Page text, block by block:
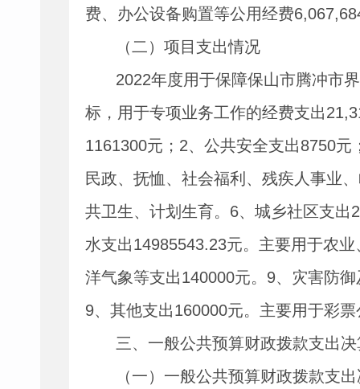
费、办公设备购置等公用经费
（二）项目支出情况
2022年度用于保障保山市腾冲市
标，用于专项业务工作的经费支出
1161300元； 2、公共安全支出8750元
民政、抚恤、社会福利、残疾人事业
共卫生、计划生育。 6、城乡社区支出
水支出14985543.23元。主要用于农
洋气象等支出140000元。 9、灾害防
9、其他支出160000元。主要用于彩
三、一般公共预算财政拨款支出
（一）一般公共预算财政拨款支